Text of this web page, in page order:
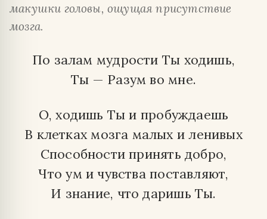
макушки головы, ощущая присутствие
мозга.
По залам мудрости Ты ходишь,
Ты — Разум во мне.
О, ходишь Ты и пробуждаешь
В клетках мозга малых и ленивых
Способности принять добро,
Что ум и чувства поставляют,
И знание, что даришь Ты.